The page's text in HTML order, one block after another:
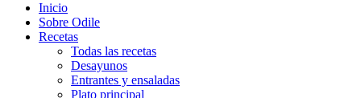
Inicio
Sobre Odile
Recetas
Todas las recetas
Desayunos
Entrantes y ensaladas
Plato principal